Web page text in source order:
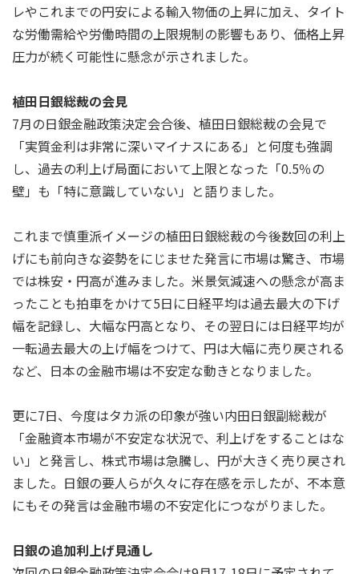
レやこれまでの円安による輸入物価の上昇に加え、タイト
な労働需給や労働時間の上限規制の影響もあり、価格上昇
圧力が続く可能性に懸念が示されました。
植田日銀総裁の会見
7月の日銀金融政策決定会合後、植田日銀総裁の会見で
「実質金利は非常に深いマイナスにある」と何度も強調
し、過去の利上げ局面において上限となった「0.5％の
壁」も「特に意識していない」と語りました。
これまで慎重派イメージの植田日銀総裁の今後数回の利上
げにも前向きな姿勢をにじませた発言に市場は驚き、市場
では株安・円高が進みました。米景気減速への懸念が高ま
ったことも拍車をかけて5日に日経平均は過去最大の下げ
幅を記録し、大幅な円高となり、その翌日には日経平均が
一転過去最大の上げ幅をつけて、円は大幅に売り戻される
など、日本の金融市場は不安定な動きとなりました。
更に7日、今度はタカ派の印象が強い内田日銀副総裁が
「金融資本市場が不安定な状況で、利上げをすることはな
い」と発言し、株式市場は急騰し、円が大きく売り戻され
ました。日銀の要人らが久々に存在感を示したが、不本意
にもその発言は金融市場の不安定化につながりました。
日銀の追加利上げ見通し